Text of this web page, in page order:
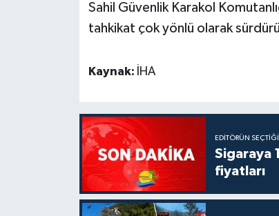
Sahil Güvenlik Karakol
tahkikat çok yönlü olarak
Kaynak: İHA
EDITÖRÜN SEÇTIĞI
Sigaraya
fiyatları